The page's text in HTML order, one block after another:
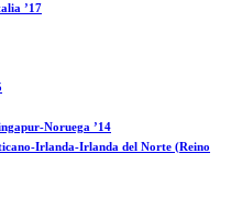
’17
Noruega ’14
Irlanda-Irlanda del Norte (Reino